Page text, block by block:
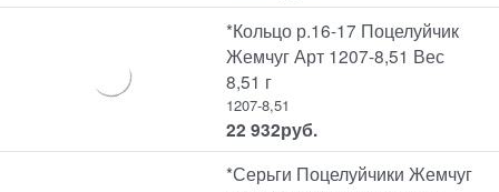
*Кольцо р.16-17 Поцелуйчик
Жемчуг Арт 1207-8,51 Вес
8,51 г
1207-8,51
22 932руб.
*Серьги Поцелуйчики Жемчуг